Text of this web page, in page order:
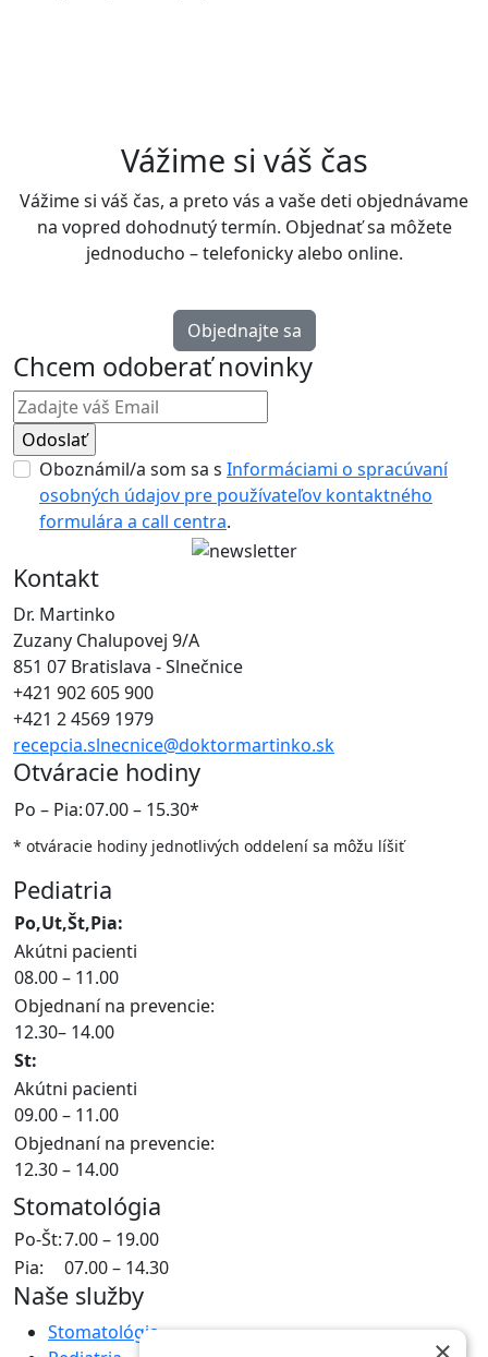
Vážime si váš čas
Vážime si váš čas, a preto vás a vaše deti objednávame
na vopred dohodnutý termín. Objednať sa môžete
jednoducho – telefonicky alebo online.
Objednajte sa
Chcem odoberať novinky
Oboznámil/a som sa s Informáciami o spracúvaní
osobných údajov pre používateľov kontaktného
formulára a call centra.
Kontakt
Dr. Martinko
Zuzany Chalupovej 9/A
851 07 Bratislava - Slnečnice
+421 902 605 900
+421 2 4569 1979
recepcia.slnecnice@doktormartinko.sk
Otváracie hodiny
Po – Pia:07.00 – 15.30*
* otváracie hodiny jednotlivých oddelení sa môžu líšiť
Pediatria
Po,Ut,Št,Pia:
Akútni pacienti
08.00 – 11.00
Objednaní na prevencie:
12.30– 14.00
St:
Akútni pacienti
09.00 – 11.00
Objednaní na prevencie:
12.30 – 14.00
Stomatológia
Po-Št:7.00 – 19.00
Pia:
07.00 – 14.30
Naše služby
Stomatológia